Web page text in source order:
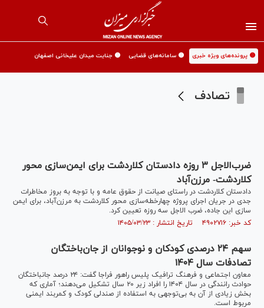
🟡 پرونده‌های ویژه خبری 🟡 سامانه‌های قضایی 🟡 جنایت میدان علیخانی اصفهان
تصادف
ضرب‌الاجل ۳ روزه دادستان کلاردشت برای ایمن‌سازی محور
کلاردشت- مرزن‌آباد
دادستان کلاردشت در راستای صیانت از حقوق عامه و با توجه به بروز مخاطرات
جدی در جریان اجرای پروژه چهارخطه‌سازی محور کلاردشت به مرزن‌آباد، برای ایمن
سازی این جاده، ضرب الاجل سه روزه تعیین کرد.
کد خبر: ۴۹۰۲۷۱۶ تاریخ انتشار : ۱۴۰۵/۰۳/۲۳
سهم ۲۴ درصدی کودکان و نوجوانان از جان‌باختگان
تصادفات سال ۱۴۰۴
معاون اجتماعی و فرهنگ ترافیک پلیس راهور فراجا گفت: ۲۴ درصد جانباختگان
حوادث رانندگی در سال ۱۴۰۴ را افراد زیر ۲۰ سال تشکیل می‌دهند؛ آماری که
بخش زیادی از آن به بی‌توجهی به استفاده از صندلی کودک و کمربند ایمنی
مربوط است.